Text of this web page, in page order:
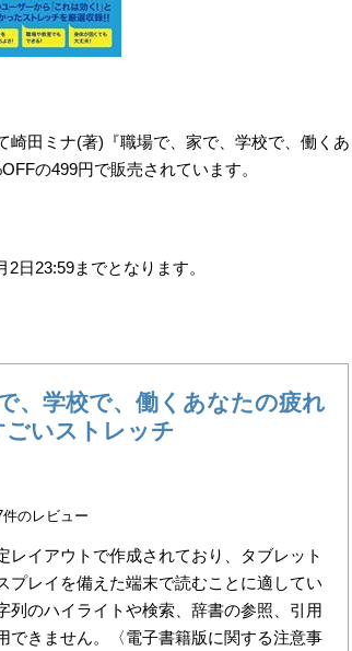
崎田ミナ(著)『職場で、家で、学校で、働くあ
の499円で販売されています。
日23:59までとなります。
、学校で、働くあなたの疲れ
ごいストレッチ
件のレビュー
レイアウトで作成されており、タブレット
プレイを備えた端末で読むことに適してい
列のハイライトや検索、辞書の参照、引用
できません。〈電子書籍版に関する注意事